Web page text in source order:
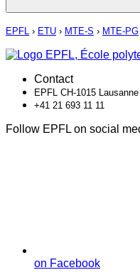
EPFL › ETU › MTE-S › MTE-PG
Contact
EPFL CH-1015 Lausanne
+41 21 693 11 11
Follow EPFL on social
on Facebook